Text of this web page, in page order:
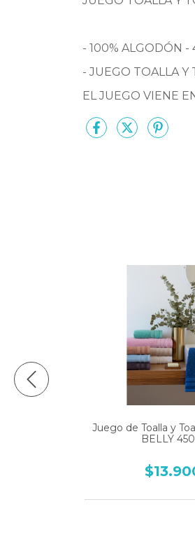
- 100% ALGODÓN -
- JUEGO TOALLA
EL JUEGO VIENE
Juego de Toalla y
BELLY